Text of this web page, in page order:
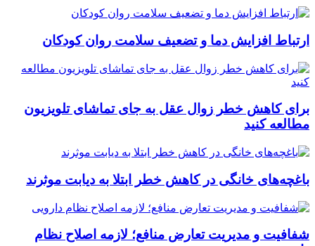
ارتباط افزایش دما و تضعیف سلامت روان کودکان
برای کاهش خطر زوال عقل به جای تماشای تلویزیون
مطالعه کنید
باغچه‌های خانگی در کاهش خطر ابتلا به دیابت موثرند
شفافیت و مدیریت تعارض منافع؛ لازمه اصلاح نظام